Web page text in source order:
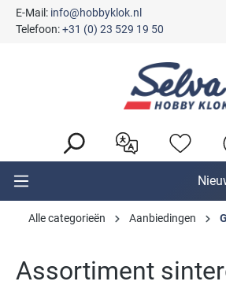
E-Mail: info@hobbyklok.nl
Telefoon:+31 (0) 23 529 19 50
Alle categorieën Aanbiedingen
Assortiment